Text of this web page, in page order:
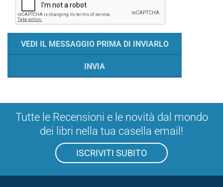
Tutte le Recensioni e le novità dal mondo
dei libri nella tua casella email!
ISCRIVITI SUBITO